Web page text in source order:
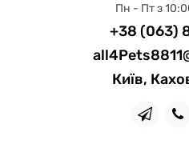
Пн - Пт з
+38 (063)
Київ,